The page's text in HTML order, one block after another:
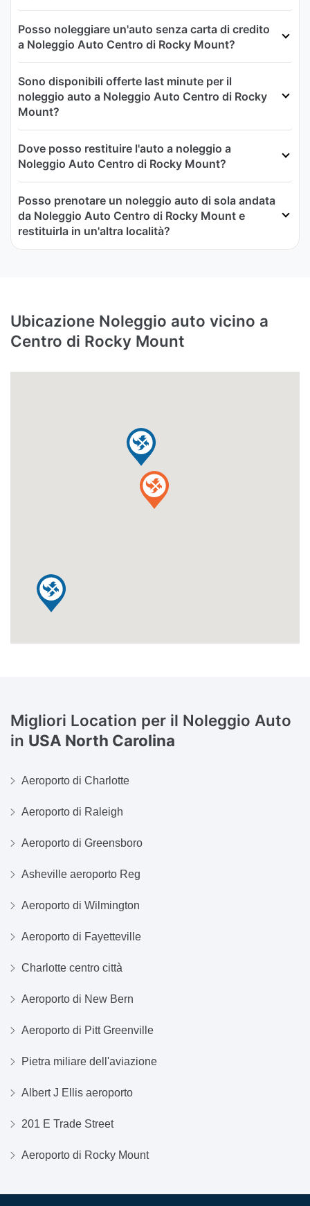
Posso noleggiare un'auto senza carta di credito
a Noleggio Auto Centro di Rocky Mount?
Sono disponibili offerte last minute per il
noleggio auto a Noleggio Auto Centro di Rocky
Mount?
Dove posso restituire l'auto a noleggio a
Noleggio Auto Centro di Rocky Mount?
Posso prenotare un noleggio auto di sola andata
da Noleggio Auto Centro di Rocky Mount e
restituirla in un'altra località?
Ubicazione Noleggio auto vicino a
Centro di Rocky Mount
Migliori Location per il Noleggio Auto
in USA North Carolina
Aeroporto di Charlotte
Aeroporto di Raleigh
Aeroporto di Greensboro
Asheville aeroporto Reg
Aeroporto di Wilmington
Aeroporto di Fayetteville
Charlotte centro città
Aeroporto di New Bern
Aeroporto di Pitt Greenville
Pietra miliare dell'aviazione
Albert J Ellis aeroporto
201 E Trade Street
Aeroporto di Rocky Mount